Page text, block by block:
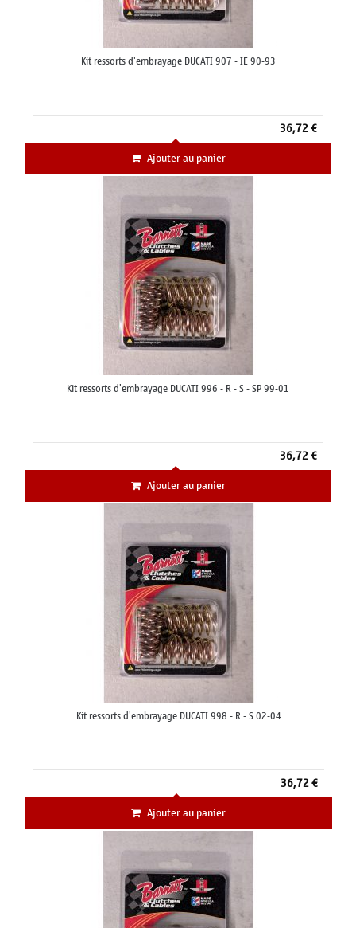
Kit ressorts d'embrayage DUCATI 907 - IE 90-93
36,72 €
Ajouter au panier
Kit ressorts d'embrayage DUCATI 996 - R - S - SP 99-01
36,72 €
Ajouter au panier
Kit ressorts d'embrayage DUCATI 998 - R - S 02-04
36,72 €
Ajouter au panier